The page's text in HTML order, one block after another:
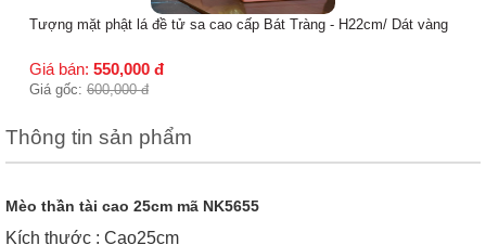
Tượng mặt phật lá đề tử sa cao cấp Bát Tràng - H22cm/ Dát vàng
Giá bán: 550,000 đ
Giá gốc: 600,000 đ
Thông tin sản phẩm
Mèo thần tài cao 25cm mã NK5655
Kích thước : Cao25cm